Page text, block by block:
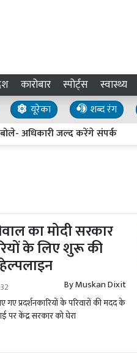
कारोबार स्पोर्ट्स स्वास्थ्य
यूरेका शब्द रंग
जल्द करेंगे संपर्क राहुल
का मोदी सरकार
के लिए शुरू की
ByMuskan Dixit
गए प्रदर्शनकारियों के परिवारों की मदद के
पर केंद्र सरकार को घेरा